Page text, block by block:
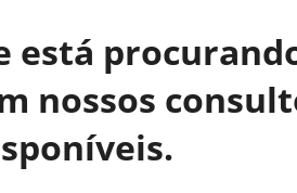
está
nossos